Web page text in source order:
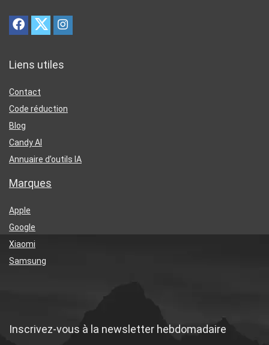
Liens utiles
Contact
Code réduction
Blog
Candy AI
Annuaire d’outils IA
Marques
Apple
Google
Xiaomi
Samsung
Inscrivez-vous à la newsletter hebdomadaire